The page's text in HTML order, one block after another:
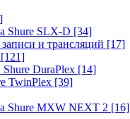
Shure SLX-D [34]
и трансляций [17]
[121]
DuraPlex [14]
TwinPlex [39]
Shure MXW NEXT 2 [16]